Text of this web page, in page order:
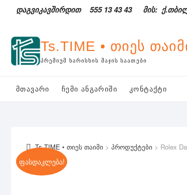
დაგვიკავშირდით 555 13 43 43 მის:
Ts.TIME • თიეს
ᲞᲠᲔᲛᲘᲣᲛ ᲮᲐᲠᲘᲡᲮᲘᲡ ᲛᲐᲯᲘᲡ ᲡᲐᲐᲗᲔᲑᲘ
ᲛᲗᲐᲕᲐᲠᲘ ᲩᲔᲛᲘ ᲐᲜᲒᲐᲠᲘᲨᲘ ᲙᲝᲜᲢᲐᲥᲢᲘ
Ts.TIME • თიეს თაიმი > პროდუქტები > Rolex
ფასდაკლება!